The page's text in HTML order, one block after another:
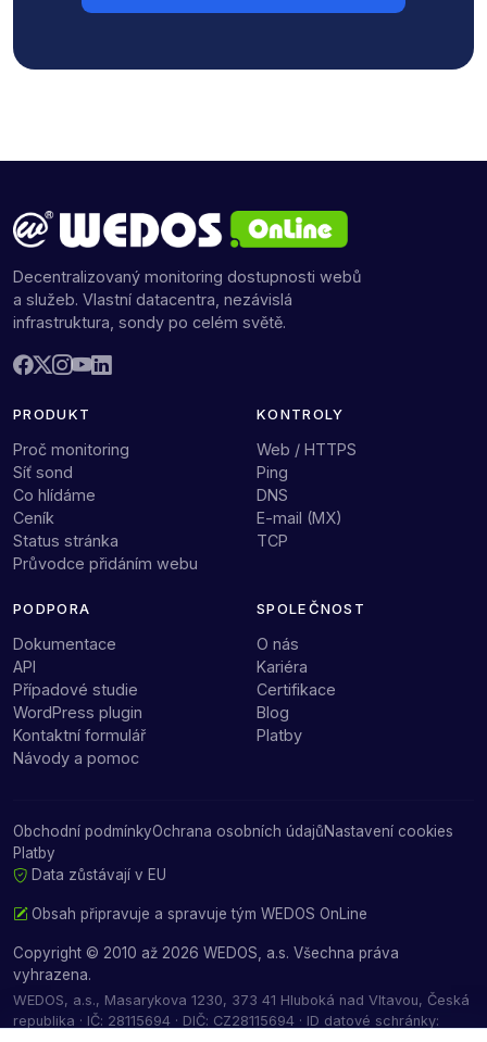
Decentralizovaný monitoring dostupnosti webů
a služeb. Vlastní datacentra, nezávislá
infrastruktura, sondy po celém světě.
PRODUKT
Proč monitoring
Síť sond
Co hlídáme
Ceník
Status stránka
Průvodce přidáním webu
KONTROLY
Web / HTTPS
Ping
DNS
E-mail (MX)
TCP
PODPORA
Dokumentace
API
Případové studie
WordPress plugin
Kontaktní formulář
Návody a pomoc
SPOLEČNOST
O nás
Kariéra
Certifikace
Blog
Platby
Obchodní podmínkyOchrana osobních údajůNastavení cookies
Platby
Data zůstávají v EU
Obsah připravuje a spravuje tým WEDOS OnLine
Copyright © 2010 až 2026 WEDOS, a.s. Všechna práva
vyhrazena.
WEDOS, a.s., Masarykova 1230, 373 41 Hluboká nad Vltavou, Česká
republika · IČ: 28115694 · DIČ: CZ28115694 · ID datové schránky: